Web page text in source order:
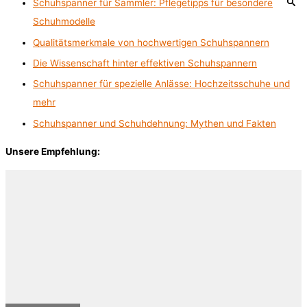
Schuhspanner für Sammler: Pflegetipps für besondere
Schuhmodelle
Qualitätsmerkmale von hochwertigen Schuhspannern
Die Wissenschaft hinter effektiven Schuhspannern
Schuhspanner für spezielle Anlässe: Hochzeitsschuhe und
mehr
Schuhspanner und Schuhdehnung: Mythen und Fakten
Unsere Empfehlung: